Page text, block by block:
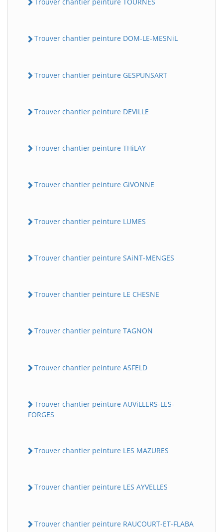
Trouver chantier peinture DOM-LE-MESNiL
Trouver chantier peinture GESPUNSART
Trouver chantier peinture DEViLLE
Trouver chantier peinture THiLAY
Trouver chantier peinture GiVONNE
Trouver chantier peinture LUMES
Trouver chantier peinture SAiNT-MENGES
Trouver chantier peinture LE CHESNE
Trouver chantier peinture TAGNON
Trouver chantier peinture ASFELD
Trouver chantier peinture AUViLLERS-LES-
FORGES
Trouver chantier peinture LES MAZURES
Trouver chantier peinture LES AYVELLES
Trouver chantier peinture RAUCOURT-ET-FLABA